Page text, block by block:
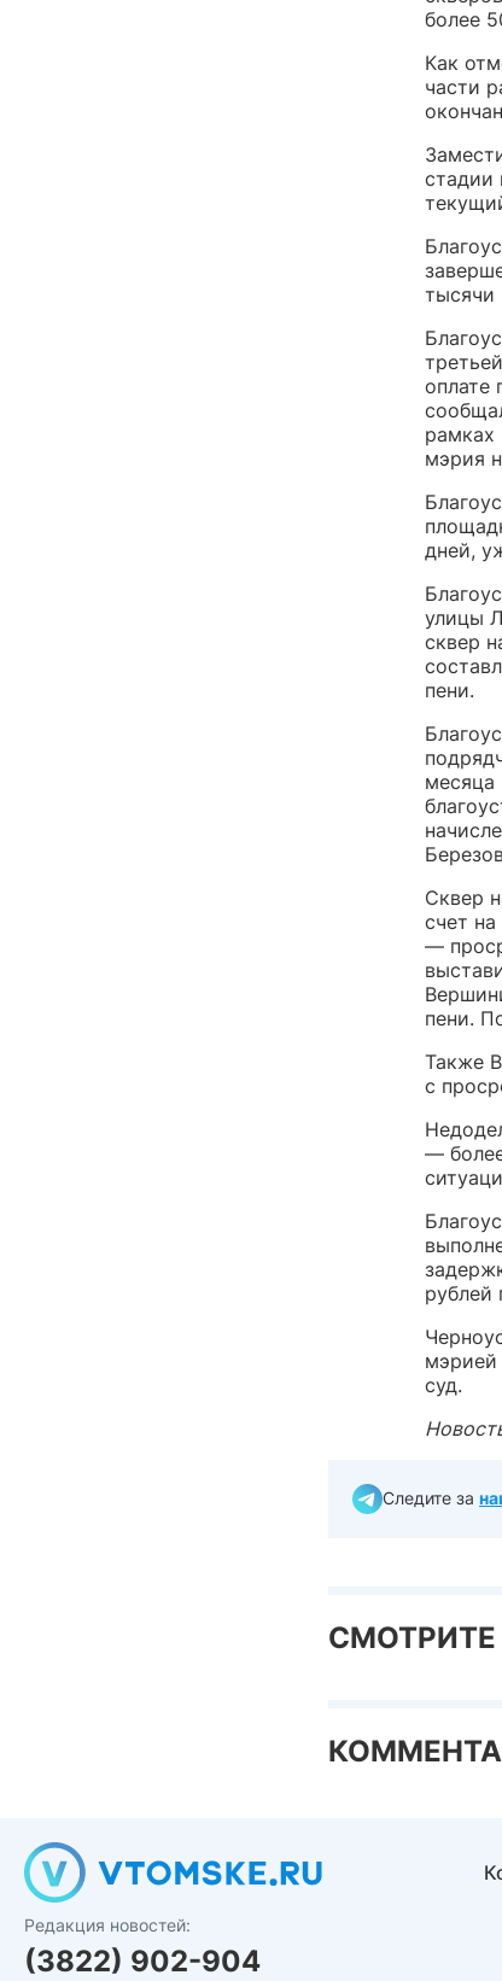
более
Как
части
стадии
тысячи
оплате
рамках
мэрия
дней,
улицы
сквер
пени.
месяца
Сквер
счет
—
пени.
Также
с
—
рублей
мэрией
суд.
Следите за
Редакция новостей:
(3822) 902-904